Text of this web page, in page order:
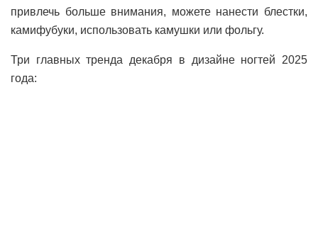
привлечь больше внимания, можете нанести блестки,
камифубуки, использовать камушки или фольгу.
Три главных тренда декабря в дизайне ногтей 2025
года: